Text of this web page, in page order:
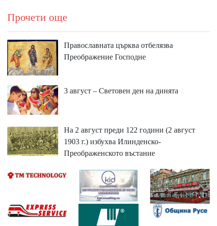
Прочети още
Православната църква отбелязва
Преображение Господне
3 август – Световен ден на динята
На 2 август преди 122 години (2 август
1903 г.) избухва Илинденско-
Преображенското въстание